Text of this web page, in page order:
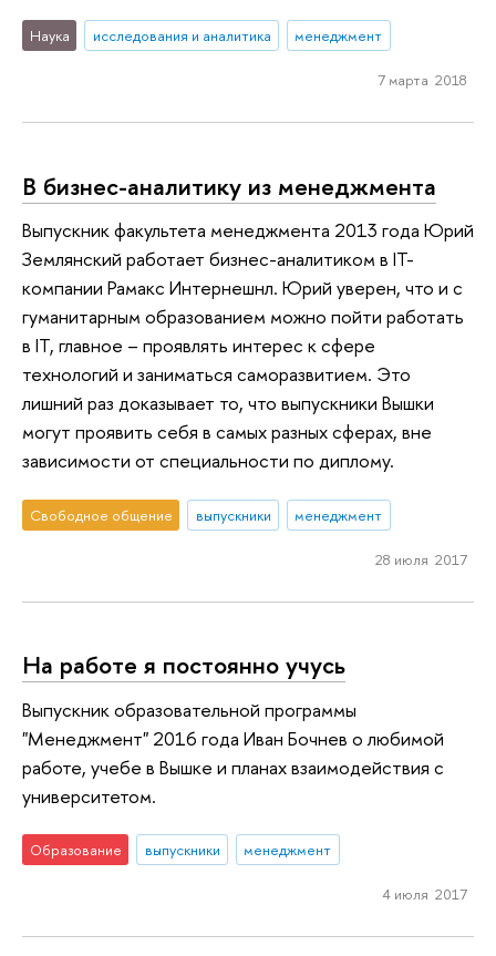
Наука исследования и аналитика менеджмент
7 марта 2018
В бизнес-аналитику из менеджмента
Выпускник факультета менеджмента 2013 года Юрий
Землянский работает бизнес-аналитиком в IT-
компании Рамакс Интернешнл. Юрий уверен, что и с
гуманитарным образованием можно пойти работать
в IT, главное – проявлять интерес к сфере
технологий и заниматься саморазвитием. Это
лишний раз доказывает то, что выпускники Вышки
могут проявить себя в самых разных сферах, вне
зависимости от специальности по диплому.
Свободное общение выпускники менеджмент
28 июля 2017
На работе я постоянно учусь
Выпускник образовательной программы
"Менеджмент" 2016 года Иван Бочнев о любимой
работе, учебе в Вышке и планах взаимодействия с
университетом.
Образование выпускники менеджмент
4 июля 2017